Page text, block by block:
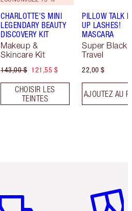
CHARLOTTE'S MINI
LEGENDARY BEAUTY
DISCOVERY KIT
Makeup &
Skincare Kit
143,00 $ 121,55 $
CHOISIR LES
TEINTES
PILLOW TALK
UP LASHES!
MASCARA
Super Black
Travel
22,00 $
AJOUTEZ AU